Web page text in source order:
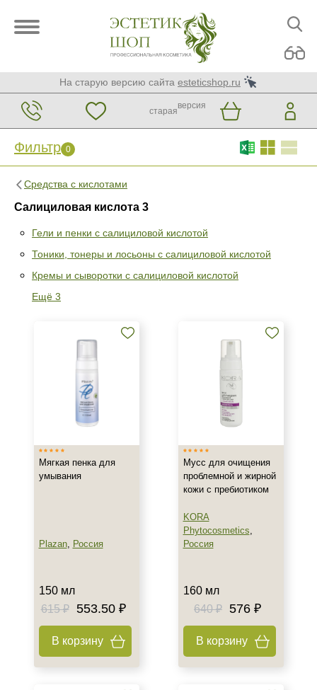
На старую версию сайта esteticshop.ru
старая
версия
Фильтр 0
Средства с кислотами
Салициловая кислота 3
Гели и пенки с салициловой кислотой
Тоники, тонеры и лосьоны с салициловой кислотой
Кремы и сыворотки с салициловой кислотой
Ещё 3
Фильтр 0
салициловой кислотой
салициловой кислотой
ARDEMI
BIOTIME
Страна
Испания
Россия
Показать еще
Тип товара
Мягкая пенка для
умывания
Plazan, Россия
150 мл
615 ₽
553.50 ₽
В корзину
Мусс для очищения
проблемной и жирной
кожи с пребиотиком
KORA
Phytocosmetics,
Россия
160 мл
640 ₽ 576 ₽
В корзину